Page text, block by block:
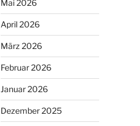
Mai 2026
April 2026
März 2026
Februar 2026
Januar 2026
Dezember 2025